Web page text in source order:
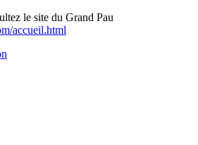
le site du Grand Pau
accueil.html